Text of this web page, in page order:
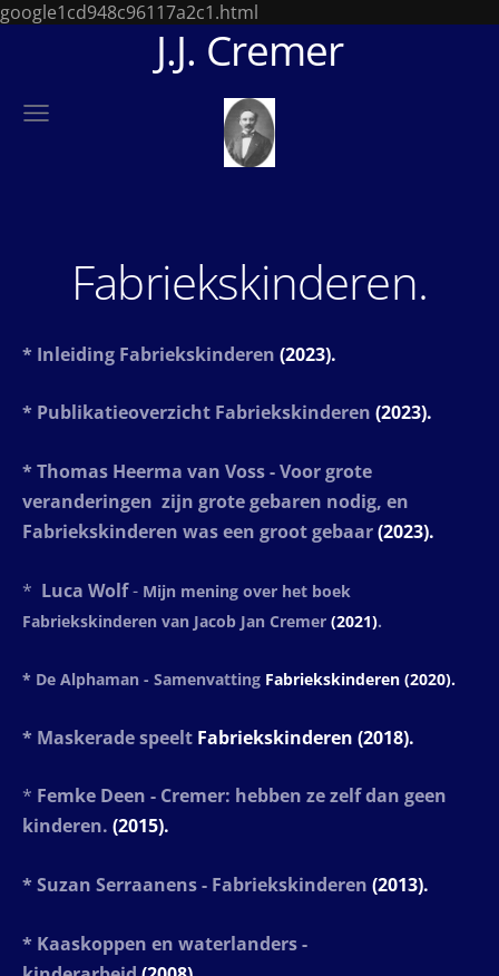
google1cd948c96117a2c1.html
J.J. Cremer
Fabriekskinderen.
* Inleiding Fabriekskinderen (2023).
* Publikatieoverzicht Fabriekskinderen (2023).
* Thomas Heerma van Voss - Voor grote
veranderingen zijn grote gebaren nodig, en
Fabriekskinderen was een groot gebaar(2023).
* Luca Wolf- Mijn mening over het boek
Fabriekskinderen van Jacob Jan Cremer (2021).
* De Alphaman - Samenvatting Fabriekskinderen (2020).
* Maskerade speelt Fabriekskinderen (2018).
* Femke Deen - Cremer: hebben ze zelf dan geen
kinderen. (2015).
* Suzan Serraanens - Fabriekskinderen (2013).
* Kaaskoppen en waterlanders -